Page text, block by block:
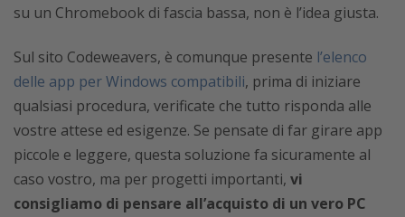
su un Chromebook di fascia bassa, non è l’idea giusta.
Sul sito Codeweavers, è comunque presente l’elenco
delle app per Windows compatibili, prima di iniziare
qualsiasi procedura, verificate che tutto risponda alle
vostre attese ed esigenze. Se pensate di far girare app
piccole e leggere, questa soluzione fa sicuramente al
caso vostro, ma per progetti importanti, vi
consigliamo di pensare all’acquisto di un vero PC